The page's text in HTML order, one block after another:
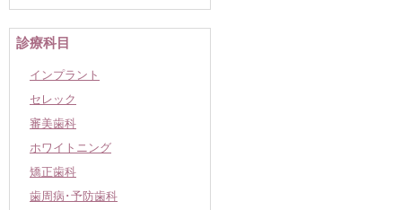
診療科目
インプラント
セレック
審美歯科
ホワイトニング
矯正歯科
歯周病･予防歯科